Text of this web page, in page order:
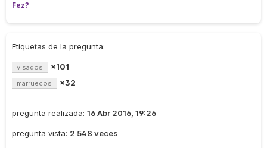
Fez?
Etiquetas de la pregunta:
visados ×101
marruecos ×32
pregunta realizada: 16 Abr 2016, 19:26
pregunta vista: 2 548 veces